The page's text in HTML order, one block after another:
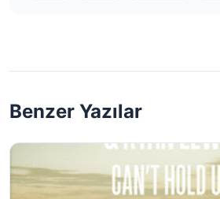
Benzer Yazılar